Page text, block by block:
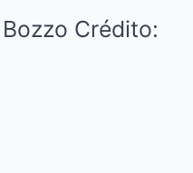
Crédito: